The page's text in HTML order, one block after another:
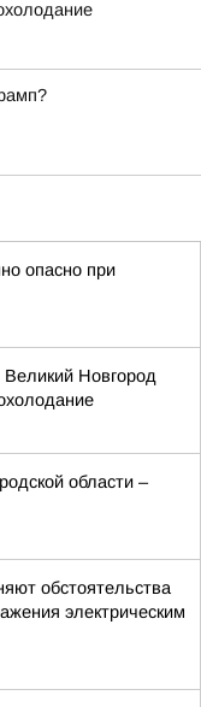
опасно при
Великий Новгород
области –
обстоятельства
электрическим